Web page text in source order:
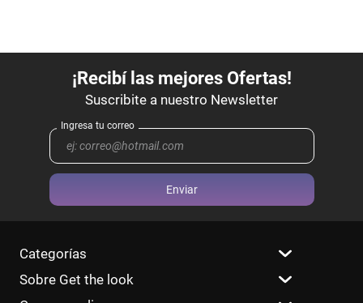
Enviar
Categorías
Sobre Get the look